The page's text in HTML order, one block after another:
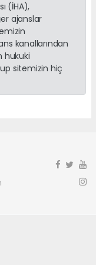
(İHA),
ajanslar
kanallarından
hukuki
sitemizin hiç